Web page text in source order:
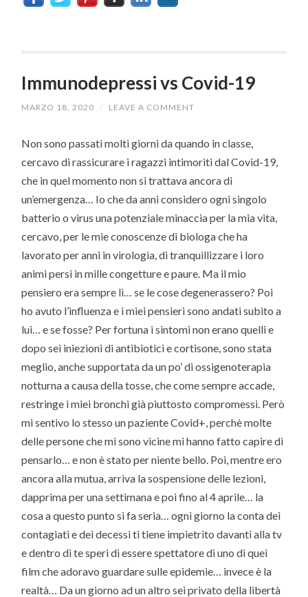
Immunodepressi vs Covid-19
MARZO 18, 2020 / LEAVE A COMMENT
Non sono passati molti giorni da quando in classe,
cercavo di rassicurare i ragazzi intimoriti dal Covid-19,
che in quel momento non si trattava ancora di
un’emergenza… Io che da anni considero ogni singolo
batterio o virus una potenziale minaccia per la mia vita,
cercavo, per le mie conoscenze di biologa che ha
lavorato per anni in virologia, di tranquillizzare i loro
animi persi in mille congetture e paure. Ma il mio
pensiero era sempre lì… se le cose degenerassero? Poi
ho avuto l’influenza e i miei pensieri sono andati subito a
lui… e se fosse? Per fortuna i sintomi non erano quelli e
dopo sei iniezioni di antibiotici e cortisone, sono stata
meglio, anche supportata da un po’ di ossigenoterapia
notturna a causa della tosse, che come sempre accade,
restringe i miei bronchi già piuttosto compromessi. Però
mi sentivo lo stesso un paziente Covid+, perchè molte
delle persone che mi sono vicine mi hanno fatto capire di
pensarlo… e non è stato per niente bello. Poi, mentre ero
ancora alla mutua, arriva la sospensione delle lezioni,
dapprima per una settimana e poi fino al 4 aprile… la
cosa a questo punto si fa seria… ogni giorno la conta dei
contagiati e dei decessi ti tiene impietrito davanti alla tv
e dentro di te speri di essere spettatore di uno di quei
film che adoravo guardare sulle epidemie… invece è la
realtà… Da un giorno ad un altro sei privato della libertà